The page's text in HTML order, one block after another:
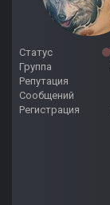
Статус
Группа
Репутация
Сообщений
Регистрация